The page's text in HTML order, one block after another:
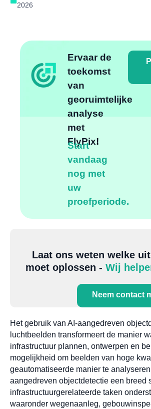
2026
Ervaar de
toekomst
van
georuimtelijke
analyse
met
FlyPix!
Start
vandaag
nog met
uw
proefperiode.
Laat ons weten welke
moet oplossen - Wij
Neem contact
Het gebruik van AI-aangedreven
luchtbeelden transformeert de manier
infrastructuur plannen, ontwerpen en
mogelijkheid om beelden van hoge
geautomatiseerde manier te
aangedreven objectdetectie een breed
infrastructuurgerelateerde taken
waaronder wegenaanleg,